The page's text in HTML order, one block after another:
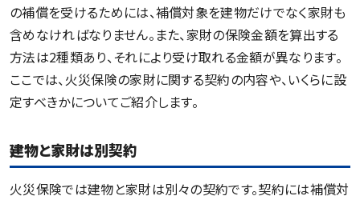
の補償を受けるためには、補償対象を建物だけでなく家財も
含めなければなりません。また、家財の保険金額を算出する
方法は2種類あり、それにより受け取れる金額が異なります。
ここでは、火災保険の家財に関する契約の内容や、いくらに設
定すべきかについてご紹介します。
建物と家財は別契約
火災保険では建物と家財は別々の契約です。契約には補償対